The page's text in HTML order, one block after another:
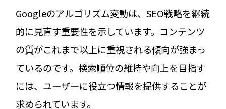
Googleのアルゴリズム変動は、SEO戦略を継続
的に見直す重要性を示しています。コンテンツ
の質がこれまで以上に重視される傾向が強まっ
ているのです。検索順位の維持や向上を目指す
には、ユーザーに役立つ情報を提供することが
求められています。